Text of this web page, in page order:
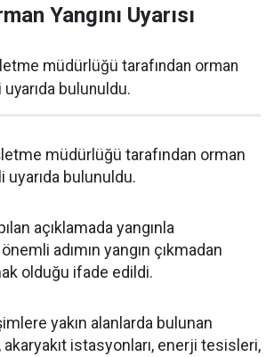
Yangını Uyarısı
müdürlüğü tarafından orman
uyarıda bulunuldu.
müdürlüğü tarafından orman
uyarıda bulunuldu.
açıklamada yangınla
adımın yangın çıkmadan
olduğu ifade edildi.
yakın alanlarda bulunan
istasyonları, enerji tesisleri,